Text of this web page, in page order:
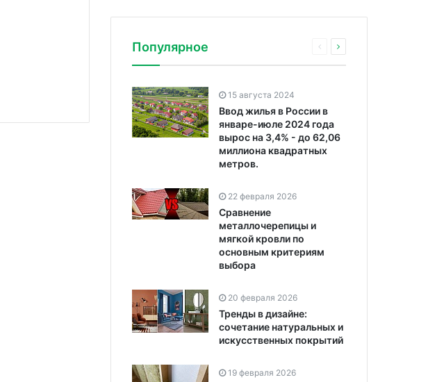
Популярное
15 августа 2024
Ввод жилья в России в
январе-июле 2024 года
вырос на 3,4% - до 62,06
миллиона квадратных
метров.
22 февраля 2026
Сравнение
металлочерепицы и
мягкой кровли по
основным критериям
выбора
20 февраля 2026
Тренды в дизайне:
сочетание натуральных и
искусственных покрытий
19 февраля 2026